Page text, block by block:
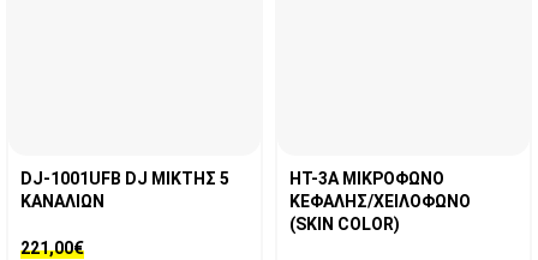
DJ-1001UFB DJ ΜΙΚΤΗΣ 5
ΚΑΝΑΛΙΩΝ
221,00€
HT-3A ΜΙΚΡΟΦΩΝΟ
ΚΕΦΑΛΗΣ/ΧΕΙΛΟΦΩΝΟ
(SKIN COLOR)